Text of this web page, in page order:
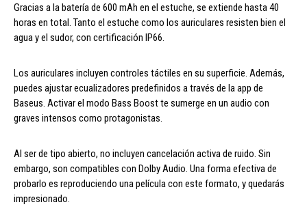
Gracias a la batería de 600 mAh en el estuche, se extiende hasta 40
horas en total. Tanto el estuche como los auriculares resisten bien el
agua y el sudor, con certificación IP66.
Los auriculares incluyen controles táctiles en su superficie. Además,
puedes ajustar ecualizadores predefinidos a través de la app de
Baseus. Activar el modo Bass Boost te sumerge en un audio con
graves intensos como protagonistas.
Al ser de tipo abierto, no incluyen cancelación activa de ruido. Sin
embargo, son compatibles con Dolby Audio. Una forma efectiva de
probarlo es reproduciendo una película con este formato, y quedarás
impresionado.